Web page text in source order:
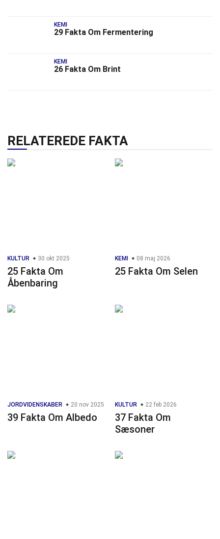
KEMI
29 Fakta Om Fermentering
KEMI
26 Fakta Om Brint
RELATEREDE FAKTA
KULTUR 30 okt 2025
25 Fakta Om
Åbenbaring
KEMI 08 maj 2026
25 Fakta Om Selen
JORDVIDENSKABER 20 nov 2025
39 Fakta Om Albedo
KULTUR 22 feb 2026
37 Fakta Om
Sæsoner